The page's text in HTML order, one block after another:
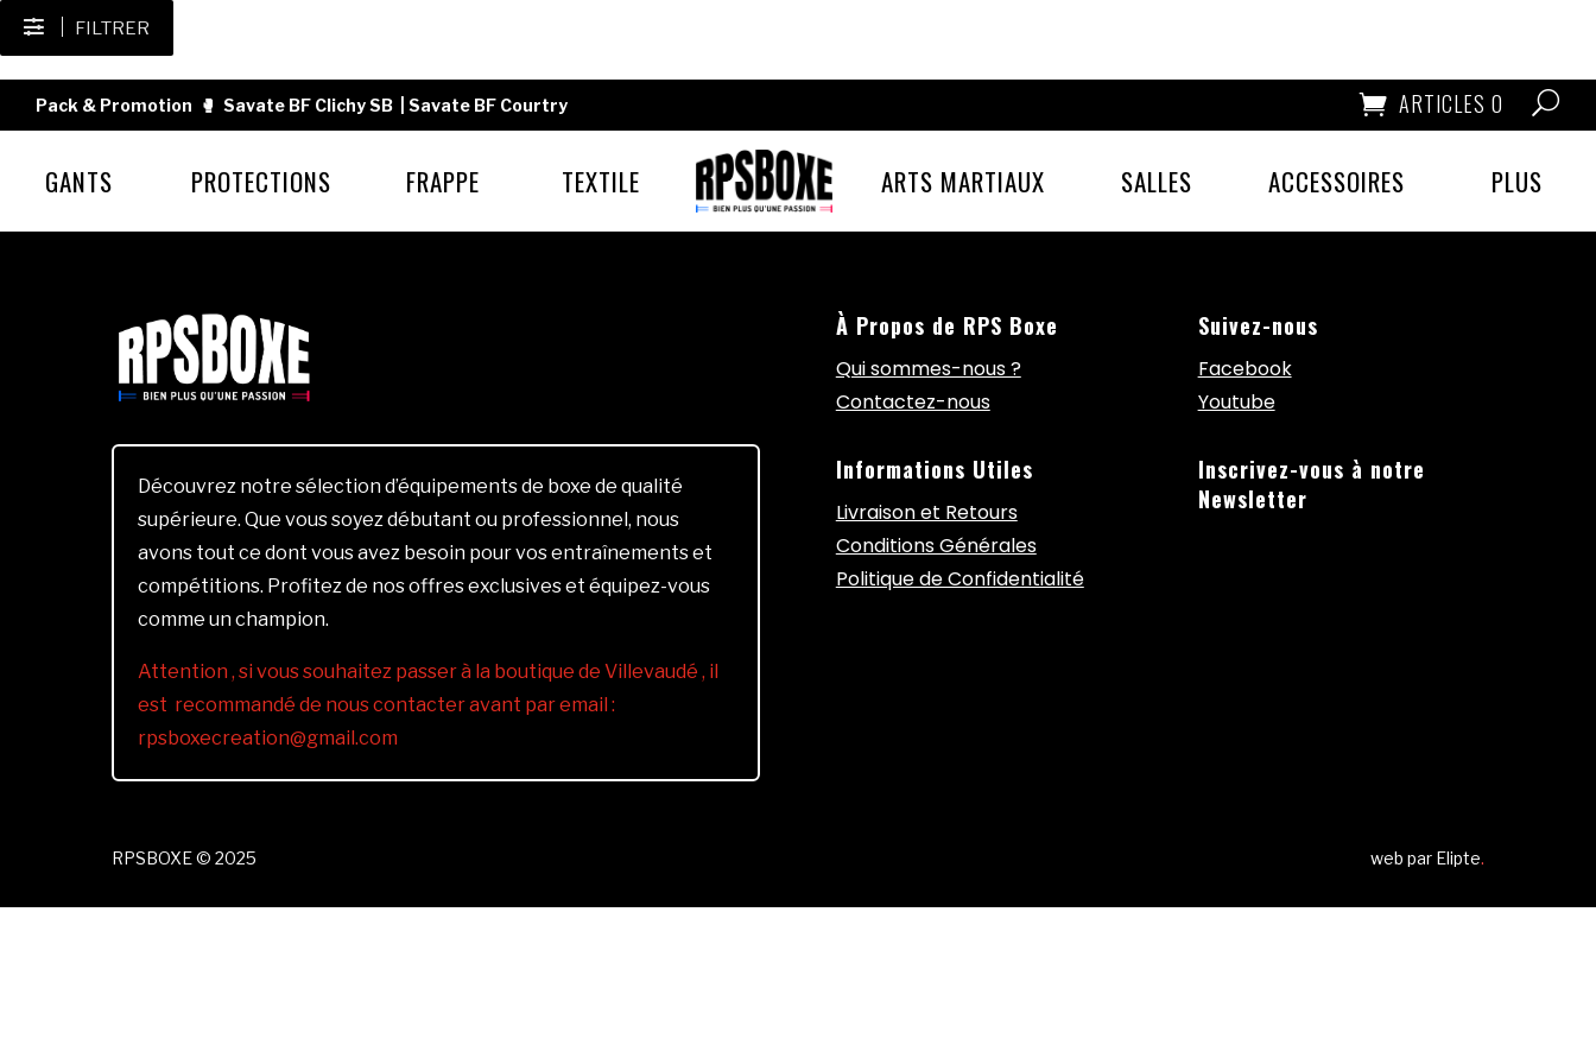
FILTRER
Pack & Promotion 🥊 Savate BF Clichy SB Savate BF Courtry ARTICLES 0
GANTS PROTECTIONS FRAPPE TEXTILE ARTS MARTIAUX SALLES ACCESSOIRES PLUS
Découvrez notre sélection d’équipements de boxe de qualité
supérieure. Que vous soyez débutant ou professionnel, nous
avons tout ce dont vous avez besoin pour vos entraînements et
compétitions. Profitez de nos offres exclusives et équipez-vous
comme un champion.
Attention , si vous souhaitez passer à la boutique de Villevaudé , il
est recommandé de nous contacter avant par email :
rpsboxecreation@gmail.com
À Propos de RPS Boxe
Qui sommes-nous ?
Contactez-nous
Informations Utiles
Livraison et Retours
Conditions Générales
Politique de Confidentialité
Suivez-nous
Facebook
Youtube
Inscrivez-vous à notre
Newsletter
RPSBOXE © 2025 web par Elipte.